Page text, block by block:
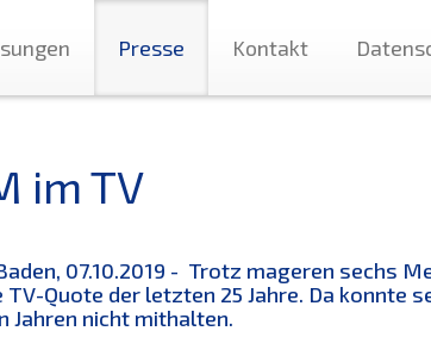
Presse Kontakt
im TV
07.10.2019 - Trotz mageren sechs
TV-Quote der letzten 25 Jahre. Da konnte
Jahren nicht mithalten.